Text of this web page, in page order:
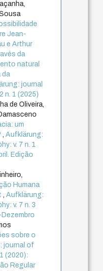
Jean-
e Arthur
da
natural
da
journal
n. 1 (2025)
de Oliveira,
um
,Aufklärung:
v. 7 n. 1
Edição
Humana
,Aufklärung:
v. 7 n. 3
sobre o
journal of
(2020):
Regular